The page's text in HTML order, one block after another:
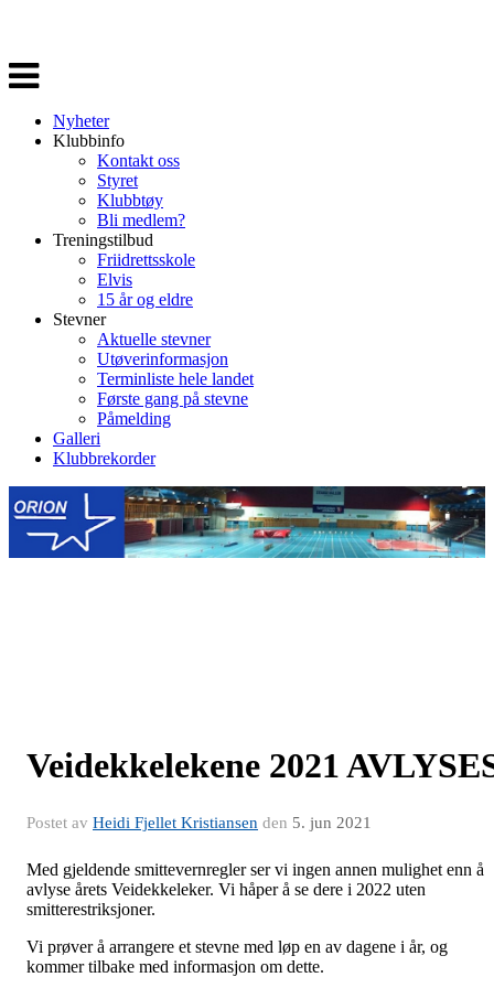
Veksle
navigasjon
Nyheter
Klubbinfo
Kontakt oss
Styret
Klubbtøy
Bli medlem?
Treningstilbud
Friidrettsskole
Elvis
15 år og eldre
Stevner
Aktuelle stevner
Utøverinformasjon
Terminliste hele landet
Første gang på stevne
Påmelding
Galleri
Klubbrekorder
Veidekkelekene 2021
Postet av Heidi Fjellet Kristiansen den 5. jun 2021
Med gjeldende smittevernregler ser vi ingen annen mulighet enn å
avlyse årets Veidekkeleker. Vi håper å se dere i 2022 uten
smitterestriksjoner.
Vi prøver å arrangere et stevne med løp en av dagene i år, og
kommer tilbake med informasjon om dette.